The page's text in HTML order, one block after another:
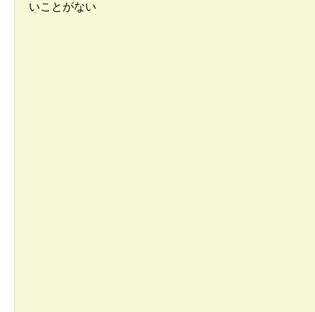
いことがない